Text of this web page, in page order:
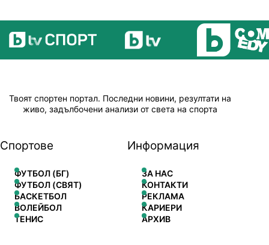
Твоят спортен портал. Последни новини, резултати на
живо, задълбочени анализи от света на спорта
Спортове
ФУТБОЛ (БГ)
ФУТБОЛ (СВЯТ)
БАСКЕТБОЛ
ВОЛЕЙБОЛ
ТЕНИС
Информация
ЗА НАС
КОНТАКТИ
РЕКЛАМА
КАРИЕРИ
АРХИВ